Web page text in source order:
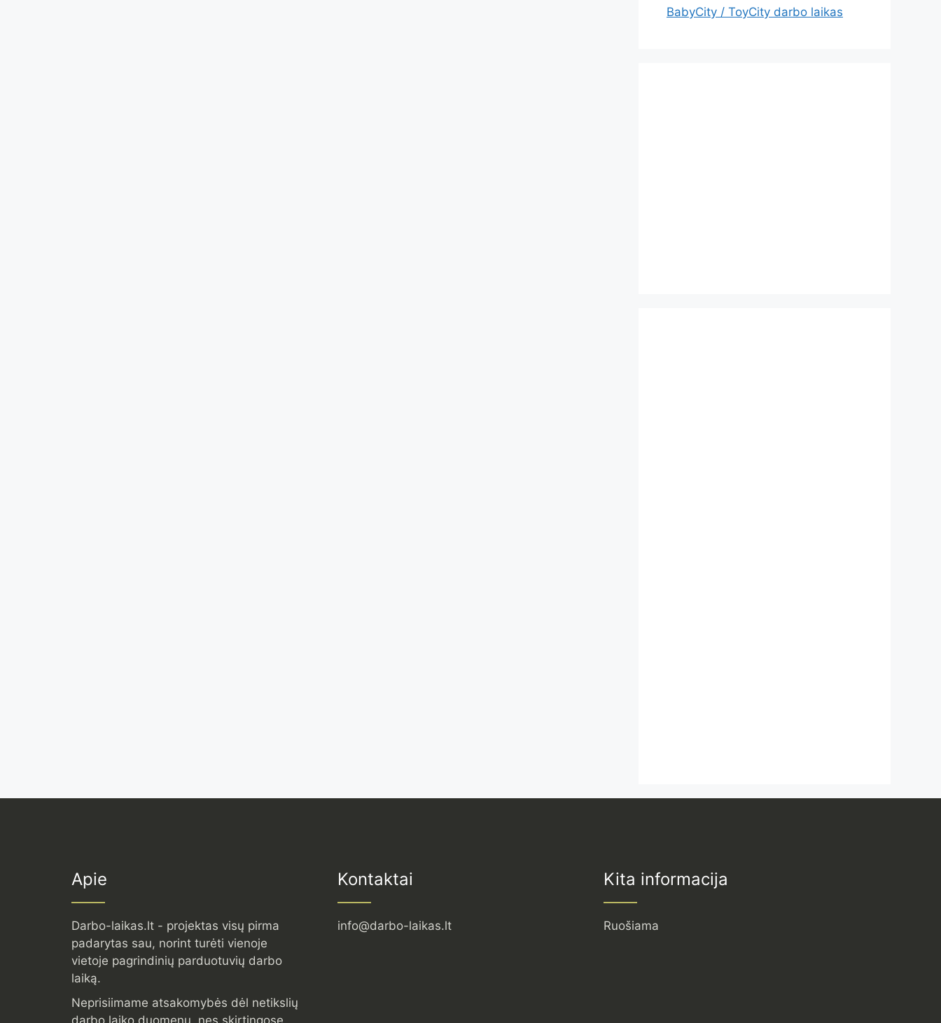
BabyCity / ToyCity darbo laikas
Apie
Darbo-laikas.lt - projektas visų pirma
padarytas sau, norint turėti vienoje
vietoje pagrindinių parduotuvių darbo
laiką.
Neprisiimame atsakomybės dėl netikslių
darbo laiko duomenų, nes skirtingose
Kontaktai
info@darbo-laikas.lt
Kita informacija
Ruošiama